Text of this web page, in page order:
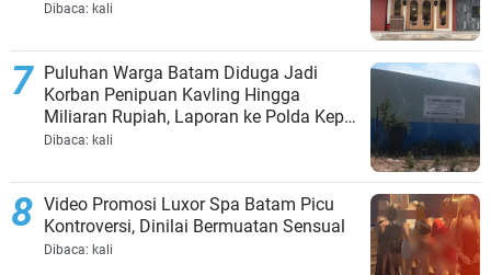
Dibaca: kali
Puluhan Warga Batam Diduga Jadi
Korban Penipuan Kavling Hingga
Miliaran Rupiah, Laporan ke Polda Kepri
Jalan di Tempat?
Dibaca: kali
Video Promosi Luxor Spa Batam Picu
Kontroversi, Dinilai Bermuatan Sensual
Dibaca: kali